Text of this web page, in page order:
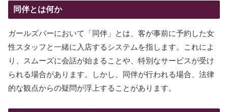
同伴とは何か
ガールズバーにおいて「同伴」とは、客が事前に予約した女
性スタッフと一緒に入店するシステムを指します。これによ
り、スムーズに会話が始まることや、特別なサービスが受け
られる場合があります。しかし、同伴が行われる場合、法律
的な観点からの疑問が浮上することがあります。